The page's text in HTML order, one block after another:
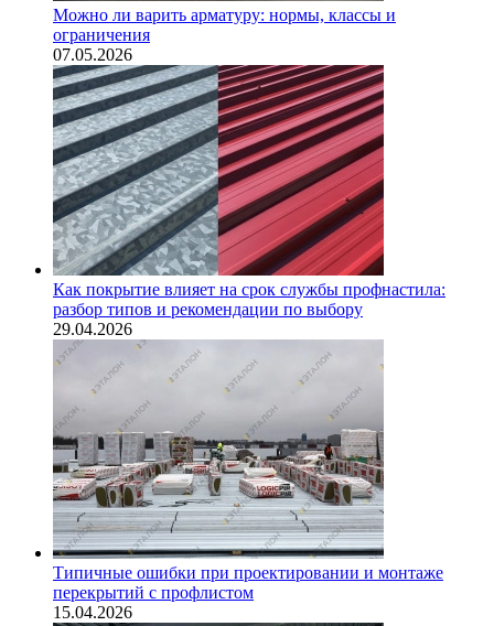
Можно ли варить арматуру: нормы, классы и
ограничения
07.05.2026
Как покрытие влияет на срок службы профнастила:
разбор типов и рекомендации по выбору
29.04.2026
Типичные ошибки при проектировании и монтаже
перекрытий с профлистом
15.04.2026